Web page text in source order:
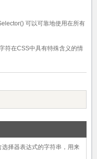
可以可靠地使用在所有
符在CSS中具有特殊含义的情
择器表达式的字符串，用来